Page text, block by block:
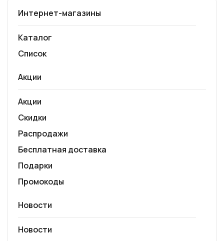
Интернет-магазины
Каталог
Список
Акции
Акции
Скидки
Распродажи
Бесплатная доставка
Подарки
Промокоды
Новости
Новости